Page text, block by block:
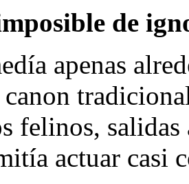
de
apenas
felinos, salidas
actuar casi